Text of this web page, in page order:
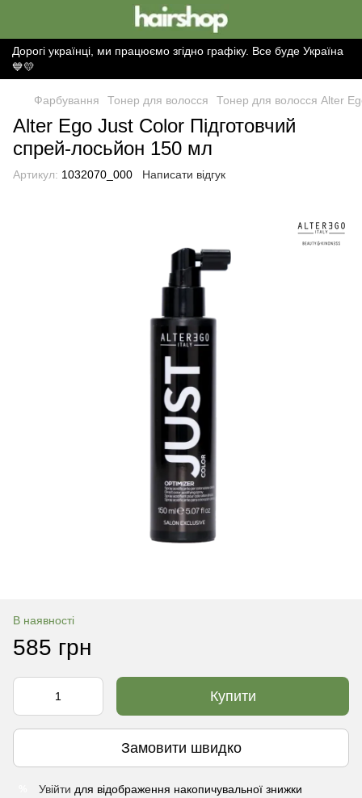
Дорогі українці, ми працюємо згідно графіку. Все буде Україна
💙💛
Фарбування Тонер для волосся Тонер для волосся Alter
Alter Ego Just Color Підготовчий
спрей-лосьйон 150 мл
Артикул: 1032070_000 Написати відгук
В наявності
585 грн
Купити
Замовити швидко
Увійти для відображення накопичувальної знижки